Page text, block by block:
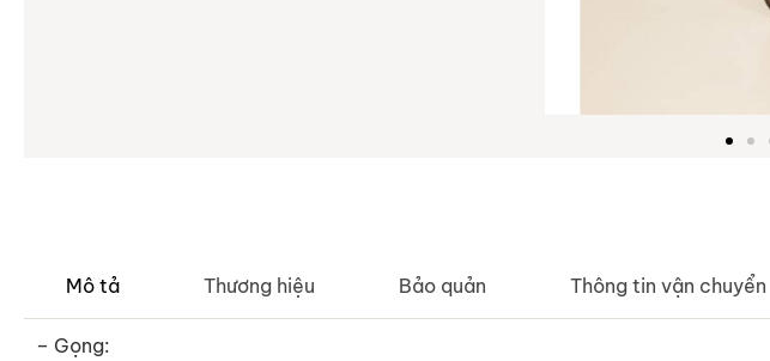
Mô tả Thương hiệu Bảo quản Thông tin vận chuyển
– Gọng: